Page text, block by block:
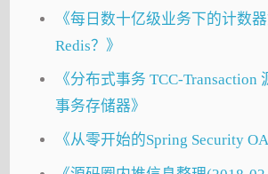
《每日数十亿级业务下的计数
Redis？》
《分布式事务 TCC-
事务存储器》
《从零开始的Spring Security